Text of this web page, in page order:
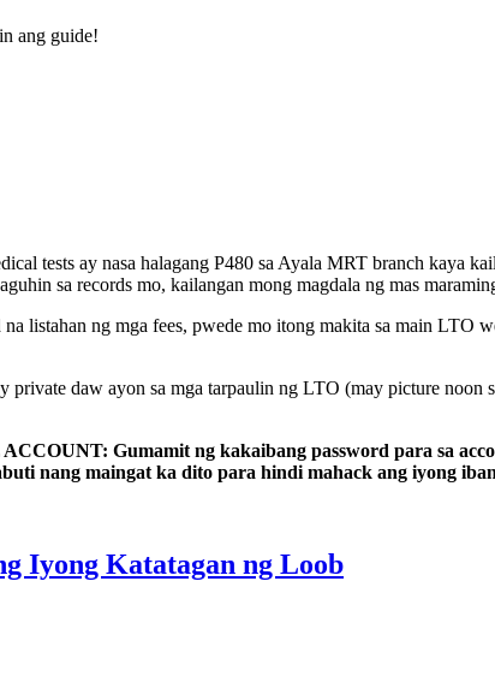
ang guide!
tests ay nasa halagang P480 sa Ayala MRT branch kaya
sa records mo, kailangan mong magdala ng mas
listahan ng mga fees, pwede mo itong makita sa main LTO
private daw ayon sa mga tarpaulin ng LTO (may picture
Gumamit ng kakaibang password para sa
nang maingat ka dito para hindi mahack ang iyong
Iyong Katatagan ng Loob